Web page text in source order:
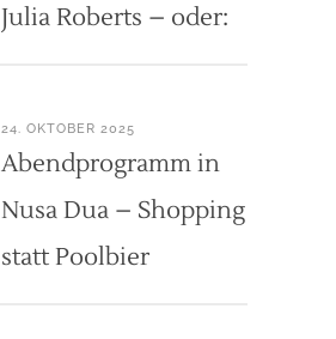
Julia Roberts – oder:
24. OKTOBER 2025
Abendprogramm in
Nusa Dua – Shopping
statt Poolbier